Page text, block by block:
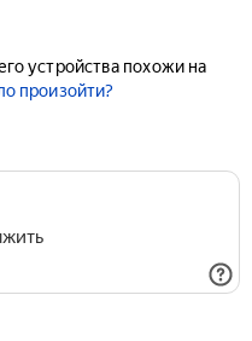
устройства похожи на
произойти?